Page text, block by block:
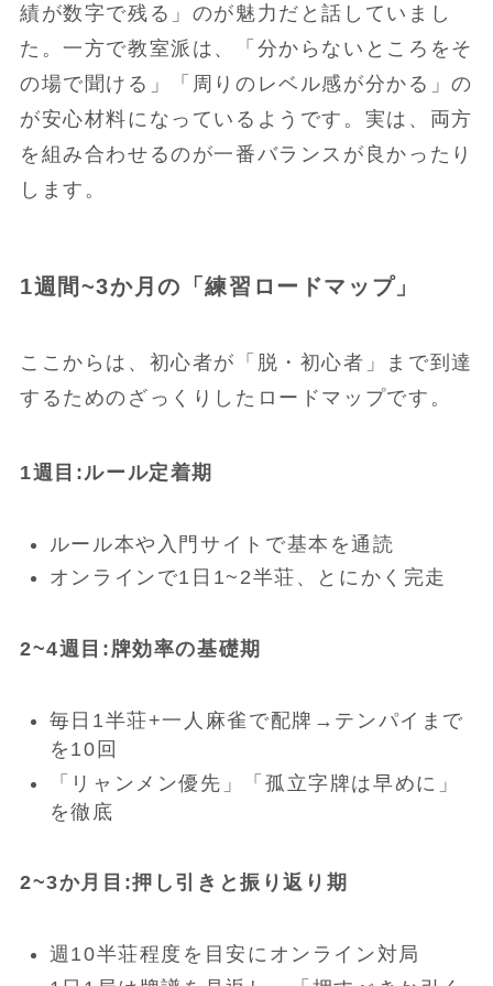
績が数字で残る」のが魅力だと話していまし
た。一方で教室派は、「分からないところをそ
の場で聞ける」「周りのレベル感が分かる」の
が安心材料になっているようです。実は、両方
を組み合わせるのが一番バランスが良かったり
します。
1週間~3か月の「練習ロードマップ」
ここからは、初心者が「脱・初心者」まで到達
するためのざっくりしたロードマップです。
1週目:ルール定着期
ルール本や入門サイトで基本を通読
オンラインで1日1~2半荘、とにかく完走
2~4週目:牌効率の基礎期
毎日1半荘+一人麻雀で配牌→テンパイまで
を10回
「リャンメン優先」「孤立字牌は早めに」
を徹底
2~3か月目:押し引きと振り返り期
週10半荘程度を目安にオンライン対局